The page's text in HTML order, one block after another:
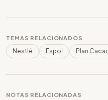
TEMAS RELACIONADOS
Nestlé Espol Plan
NOTAS RELACIONADAS